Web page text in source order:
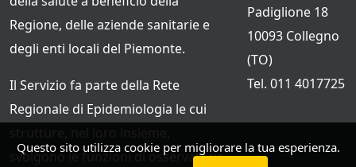
Regione, delle aziende sanitarie e
degli enti locali del Piemonte.
Il Servizio fa parte della Rete
Regionale di Epidemiologia le cui
svolgono le funzioni di osservatorio
Padiglione 18
10093 Collegno
(TO)
Tel. 011 4017725
Questo sito utilizza cookie per migliorare la tua esperienza.